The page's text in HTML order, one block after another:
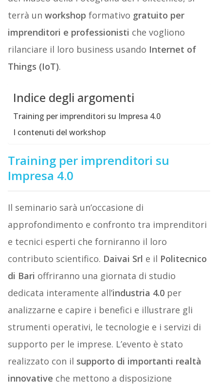
terrà un workshop formativo gratuito per
imprenditori e professionisti che vogliono
rilanciare il loro business usando Internet of
Things (IoT).
Indice degli argomenti
Training per imprenditori su Impresa 4.0
I contenuti del workshop
Training per imprenditori su
Impresa 4.0
Il seminario sarà un’occasione di
approfondimento e confronto tra imprenditori
e tecnici esperti che forniranno il loro
contributo scientifico. Daivai Srl e il Politecnico
di Bari offriranno una giornata di studio
dedicata interamente all’industria 4.0per
analizzarne e capire i benefici e illustrare gli
strumenti operativi, le tecnologie e i servizi di
supporto per le imprese. L’evento è stato
realizzato con il supporto di importanti realtà
innovative che mettono a disposizione